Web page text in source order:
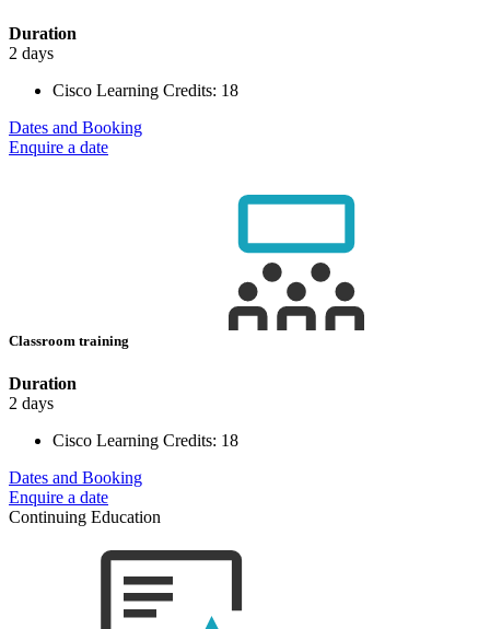
Duration
2 days
Cisco Learning Credits: 18
Dates and Booking
Enquire a date
Classroom training
Duration
2 days
Cisco Learning Credits: 18
Dates and Booking
Enquire a date
Continuing Education